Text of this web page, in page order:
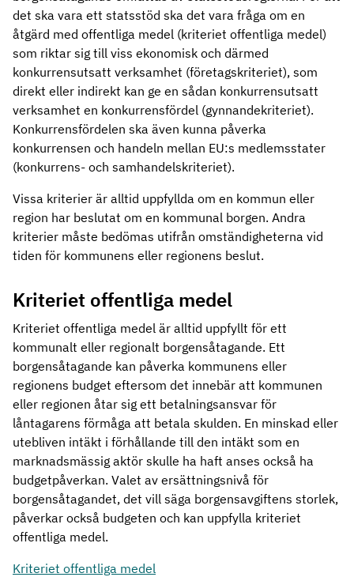
det ska vara ett statsstöd ska det vara fråga om en
åtgärd med offentliga medel (kriteriet offentliga medel)
som riktar sig till viss ekonomisk och därmed
konkurrensutsatt verksamhet (företagskriteriet), som
direkt eller indirekt kan ge en sådan konkurrensutsatt
verksamhet en konkurrensfördel (gynnandekriteriet).
Konkurrensfördelen ska även kunna påverka
konkurrensen och handeln mellan EU:s medlemsstater
(konkurrens- och samhandelskriteriet).
Vissa kriterier är alltid uppfyllda om en kommun eller
region har beslutat om en kommunal borgen. Andra
kriterier måste bedömas utifrån omständigheterna vid
tiden för kommunens eller regionens beslut.
Kriteriet offentliga medel
Kriteriet offentliga medel är alltid uppfyllt för ett
kommunalt eller regionalt borgensåtagande. Ett
borgensåtagande kan påverka kommunens eller
regionens budget eftersom det innebär att kommunen
eller regionen åtar sig ett betalningsansvar för
låntagarens förmåga att betala skulden. En minskad eller
utebliven intäkt i förhållande till den intäkt som en
marknadsmässig aktör skulle ha haft anses också ha
budgetpåverkan. Valet av ersättningsnivå för
borgensåtagandet, det vill säga borgensavgiftens storlek,
påverkar också budgeten och kan uppfylla kriteriet
offentliga medel.
Kriteriet offentliga medel